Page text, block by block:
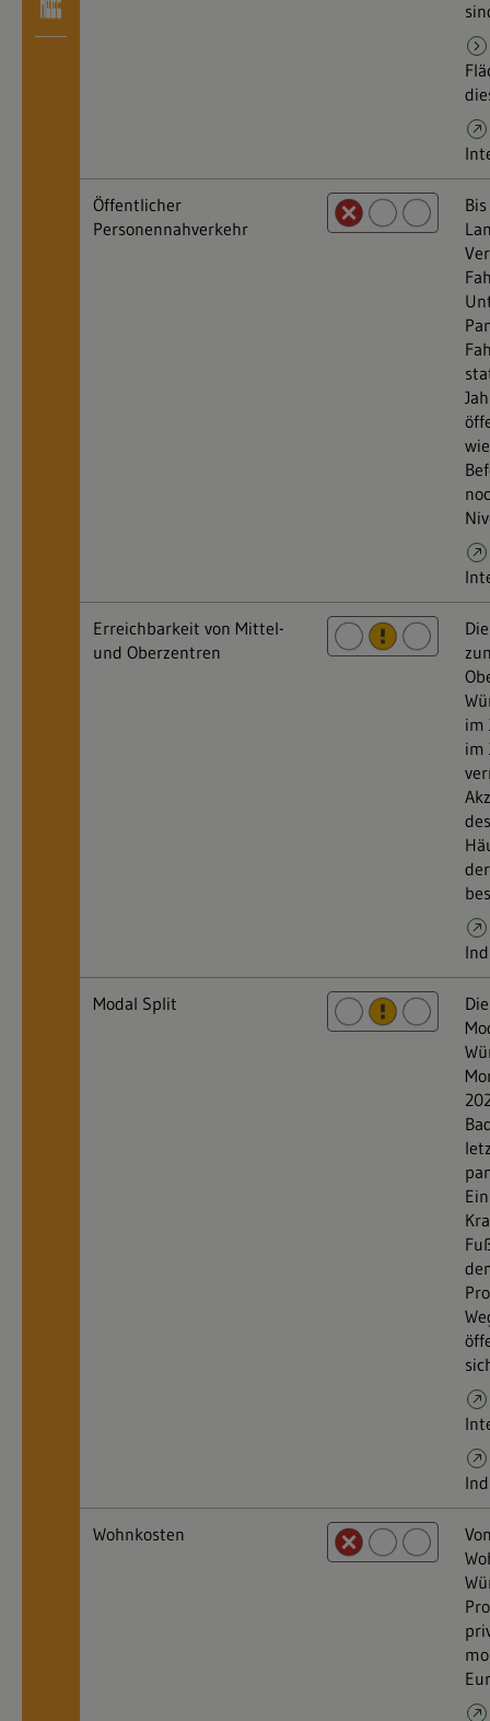
Öffentlicher
Personennahverkehr
Erreichbarkeit von Mittel-
und Oberzentren
im
im
Modal Split
Wohnkosten